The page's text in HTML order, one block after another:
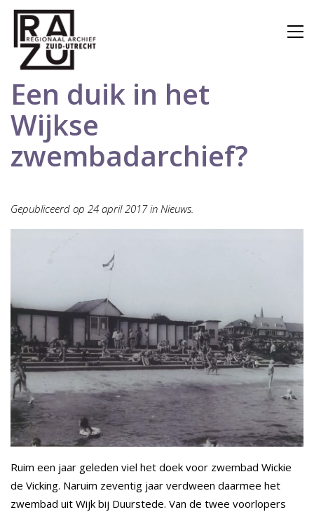
Een duik in het
Wijkse
zwembadarchief?
Gepubliceerd op 24 april 2017 in Nieuws.
Ruim een jaar geleden viel het doek voor zwembad Wickie
de Vicking. Naruim zeventig jaar verdween daarmee het
zwembad uit Wijk bij Duurstede. Van de twee voorlopers